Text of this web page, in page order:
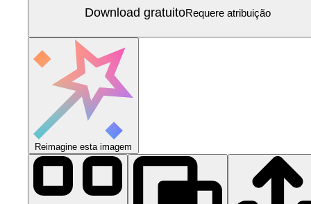
Download gratuitoRequere atribuição
Reimagine esta imagem